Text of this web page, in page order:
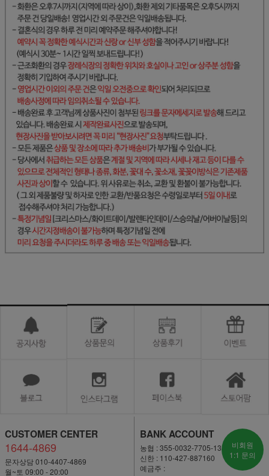
CUSTOMER CENTER
1644-4869
문자상담 010-4407-4869
월~토 09:00 - 20:00
BANK ACCOUNT
농협 : 355-0032-7705-13
신한 : 110-427-887160
예금주 :
비회원
1:1 문의